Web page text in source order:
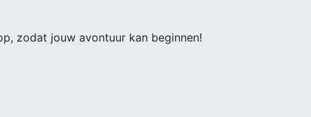
zodat jouw avontuur kan beginnen!